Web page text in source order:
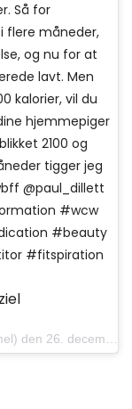
Så for
flere måneder,
og nu for at
lavt. Men
kalorier, vil du
hjemmepiger
2100 og
tigger jeg
@paul_dillett
#wcw
#beauty
#fitspiration
december 2018 klokken 08:02 PST